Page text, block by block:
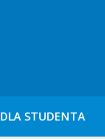
DLA STUDENTA